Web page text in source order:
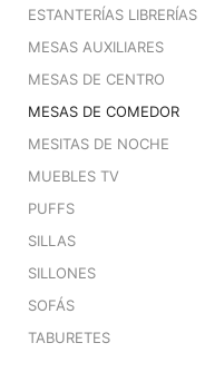
ESTANTERÍAS LIBRERÍAS
MESAS AUXILIARES
MESAS DE CENTRO
MESAS DE COMEDOR
MESITAS DE NOCHE
MUEBLES TV
PUFFS
SILLAS
SILLONES
SOFÁS
TABURETES